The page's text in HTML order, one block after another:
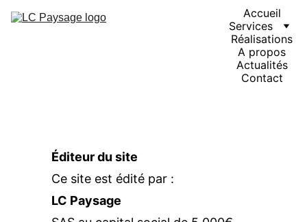
Accueil
Services
Réalisations
A propos
Actualités
Contact
Éditeur du site
Ce site est édité par :
LC Paysage